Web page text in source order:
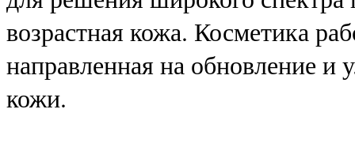
возрастная кожа. Косметика
направленная на обновление
кожи.